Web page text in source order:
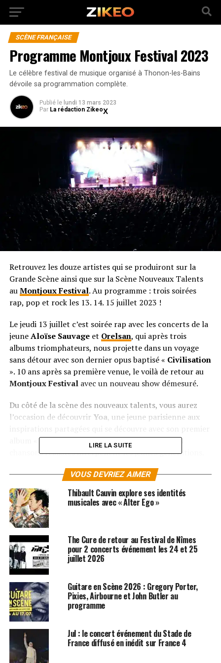
SCÈNE FRANÇAISE
Programme Montjoux Festival 2023
Le célèbre festival de musique organisé à Thonon-les-Bains
dévoile sa programmation complète.
Publié le lundi 13 mars 2023
Par La rédaction Zikeo
Retrouvez les douze artistes qui se produiront sur la
Grande Scène ainsi que sur la Scène Nouveaux Talents
auMontjoux Festival. Au programme : trois soirées
rap, pop et rock les 13. 14. 15 juillet 2023 !
Le jeudi 13 juillet c’est soirée rap avec les concerts de la
jeuneAloïse Sauvageet Orelsan, qui après trois
albums triomphateurs, nous projette dans un voyage
sans détour avec son dernier opus baptisé « Civilisation
». 10 ans après sa première venue, le voilà de retour au
Montjoux Festivalavec un nouveau show démesuré.
Du côté de la scène des nouveaux talents, vous aurez
l’occasion de découvrir Yoa, une jeune parisienne aux
album « Attentes ». Sa voix suave et fragile et ses
chansons réalistes interpellent les jeunes générations.
A découvrir également ce jeudi, un autre artiste fort
d’une double culture rap et spoken word, flirtant avec
les rythmes électros, le chanteurLombredialogue
entre le sombre et le soleil pour mieux étourdir et ravir
avec son dernier album « Ailleurs ».
Un jour férié très pop
Le 14 juillet, c’est au tour de la pop musique d’investir le
cadre magnifique du festival avec les concerts d’
et du groupe
47Ter. En parallèle sur la Scène Nouveaux
Talents se succèderons le trio
transportera dans un univers musical fascinant,
combinaison unique entre des sonorités modernes,
acidulées et hypnotiques, et une imagerie très 80’s.
Niveau découverte vous aurez aussi l’occasion
LIRE LA SUITE
VOUS DEVRIEZ AIMER
Thibault Cauvin explore ses identités
musicales avec « Alter Ego »
The Cure de retour au Festival de Nîmes
pour 2 concerts événement les 24 et 25
juillet 2026
Guitare en Scène 2026 : Gregory Porter,
Pixies, Airbourne et John Butler au
programme
Jul : le concert événement du Stade de
France diffusé en inédit sur France 4